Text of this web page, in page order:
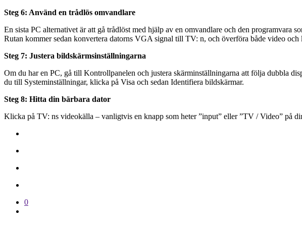
Steg 6: Använd en trådlös omvandlare
En sista PC alternativet är att gå trådlöst med hjälp av en omvandlare och den
Rutan kommer sedan konvertera datorns VGA signal till TV: n, och överföra både video och
Steg 7: Justera bildskärmsinställningarna
Om du har en PC, gå till Kontrollpanelen och justera skärminställningarna att följa dubbla
du till Systeminställningar, klicka på Visa och sedan Identifiera bildskärmar.
Steg 8: Hitta din bärbara dator
Klicka på TV: ns videokälla – vanligtvis en knapp som heter ”input” eller ”TV / Video” på
0